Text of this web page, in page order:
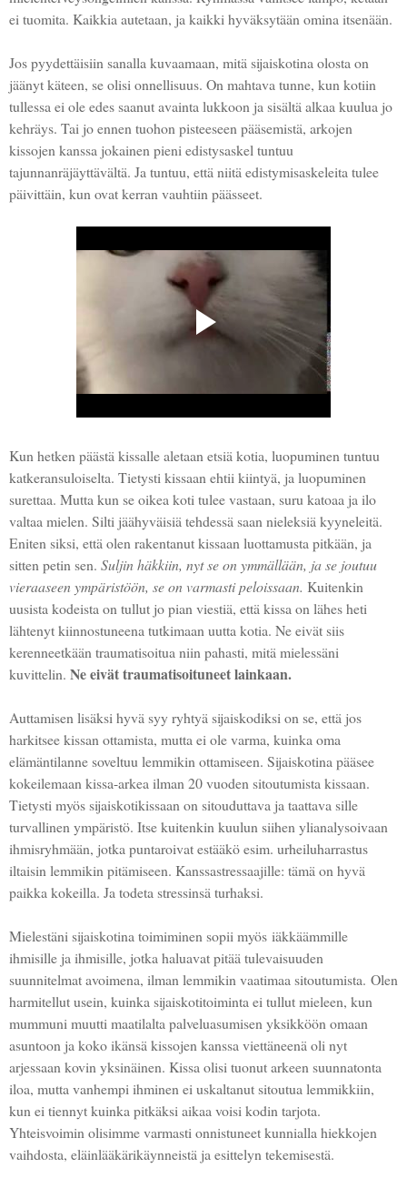
ei tuomita. Kaikkia autetaan, ja kaikki hyväksytään omina itsenään.
Jos pyydettäisiin sanalla kuvaamaan, mitä sijaiskotina olosta on
jäänyt käteen, se olisi onnellisuus. On mahtava tunne, kun kotiin
tullessa ei ole edes saanut avainta lukkoon ja sisältä alkaa kuulua jo
kehräys. Tai jo ennen tuohon pisteeseen pääsemistä, arkojen
kissojen kanssa jokainen pieni edistysaskel tuntuu
tajunnanräjäyttävältä. Ja tuntuu, että niitä edistymisaskeleita tulee
päivittäin, kun ovat kerran vauhtiin päässeet.
Kun hetken päästä kissalle aletaan etsiä kotia, luopuminen tuntuu
katkeransuloiselta. Tietysti kissaan ehtii kiintyä, ja luopuminen
surettaa. Mutta kun se oikea koti tulee vastaan, suru katoaa ja ilo
valtaa mielen. Silti jäähyväisiä tehdessä saan nieleksiä kyyneleitä.
Eniten siksi, että olen rakentanut kissaan luottamusta pitkään, ja
sitten petin sen. Suljin häkkiin, nyt se on ymmällään, ja se joutuu
vieraaseen ympäristöön, se on varmasti peloissaan. Kuitenkin
uusista kodeista on tullut jo pian viestiä, että kissa on lähes heti
lähtenyt kiinnostuneena tutkimaan uutta kotia. Ne eivät siis
kerenneetkään traumatisoitua niin pahasti, mitä mielessäni
kuvittelin. Ne eivät traumatisoituneet lainkaan.
Auttamisen lisäksi hyvä syy ryhtyä sijaiskodiksi on se, että jos
harkitsee kissan ottamista, mutta ei ole varma, kuinka oma
elämäntilanne soveltuu lemmikin ottamiseen. Sijaiskotina pääsee
kokeilemaan kissa-arkea ilman 20 vuoden sitoutumista kissaan.
Tietysti myös sijaiskotikissaan on sitouduttava ja taattava sille
turvallinen ympäristö. Itse kuitenkin kuulun siihen ylianalysoivaan
ihmisryhmään, jotka puntaroivat estääkö esim. urheiluharrastus
iltaisin lemmikin pitämiseen. Kanssastressaajille: tämä on hyvä
paikka kokeilla. Ja todeta stressinsä turhaksi.
Mielestäni sijaiskotina toimiminen sopii myös iäkkäämmille
ihmisille ja ihmisille, jotka haluavat pitää tulevaisuuden
suunnitelmat avoimena, ilman lemmikin vaatimaa sitoutumista. Olen
harmitellut usein, kuinka sijaiskotitoiminta ei tullut mieleen, kun
mummuni muutti maatilalta palveluasumisen yksikköön omaan
asuntoon ja koko ikänsä kissojen kanssa viettäneenä oli nyt
arjessaan kovin yksinäinen. Kissa olisi tuonut arkeen suunnatonta
iloa, mutta vanhempi ihminen ei uskaltanut sitoutua lemmikkiin,
kun ei tiennyt kuinka pitkäksi aikaa voisi kodin tarjota.
Yhteisvoimin olisimme varmasti onnistuneet kunnialla hiekkojen
vaihdosta, eläinlääkärikäynneistä ja esittelyn tekemisestä.